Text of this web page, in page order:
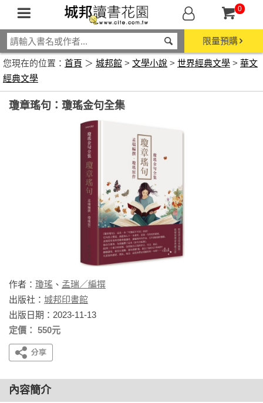
0
限量預購
您現在的位置： 首頁 ＞ 城邦館 > 文學小說 > 世界經典文學 > 華文
經典文學
瓊章瑤句：瓊瑤金句全集
作者： 瓊瑤 、 孟瑞／編撰
出版社： 城邦印書館
出版日期：2023-11-13
定價： 550元
內容簡介